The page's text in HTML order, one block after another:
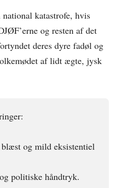
katastrofe, hvis
og resten af det
deres dyre fadøl og
af lidt ægte, jysk
og mild eksistentiel
politiske håndtryk.